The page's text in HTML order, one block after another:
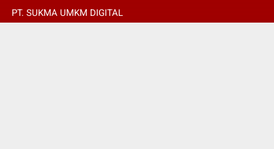
PT. SUKMA UMKM DIGITAL